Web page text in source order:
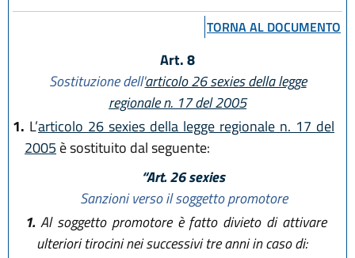
TORNA AL DOCUMENTO
Art. 8
Sostituzione dell'articolo 26 sexies della legge
regionale n. 17 del 2005
1. L’articolo 26 sexies della legge regionale n. 17 del
2005 è sostituito dal seguente:
“Art. 26 sexies
Sanzioni verso il soggetto promotore
1.Al soggetto promotore è fatto divieto di attivare
ulteriori tirocini nei successivi tre anni in caso di: